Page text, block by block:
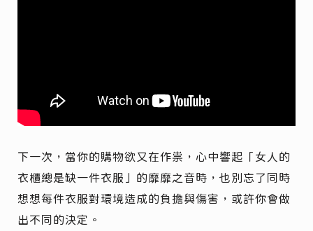
下一次，當你的購物欲又在作祟，心中響起「女人的
衣櫃總是缺一件衣服」的靡靡之音時，也別忘了同時
想想每件衣服對環境造成的負擔與傷害，或許你會做
出不同的決定。